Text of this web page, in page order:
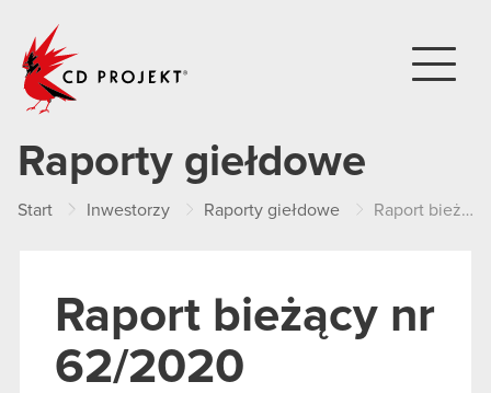
Raporty giełdowe
Start Inwestorzy Raporty giełdowe Raport bieżący nr 62/2020
Raport bieżący nr
62/2020